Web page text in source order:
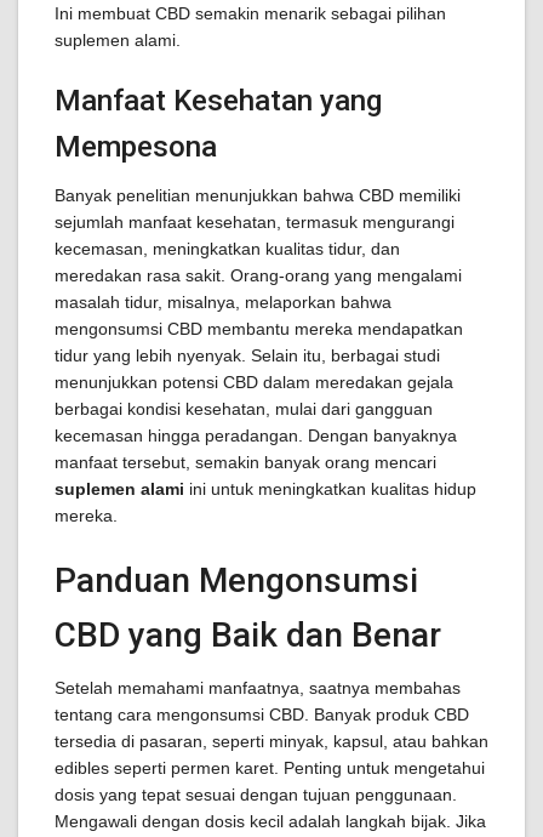
Ini membuat CBD semakin menarik sebagai pilihan
suplemen alami.
Manfaat Kesehatan yang
Mempesona
Banyak penelitian menunjukkan bahwa CBD memiliki
sejumlah manfaat kesehatan, termasuk mengurangi
kecemasan, meningkatkan kualitas tidur, dan
meredakan rasa sakit. Orang-orang yang mengalami
masalah tidur, misalnya, melaporkan bahwa
mengonsumsi CBD membantu mereka mendapatkan
tidur yang lebih nyenyak. Selain itu, berbagai studi
menunjukkan potensi CBD dalam meredakan gejala
berbagai kondisi kesehatan, mulai dari gangguan
kecemasan hingga peradangan. Dengan banyaknya
manfaat tersebut, semakin banyak orang mencari
suplemen alami ini untuk meningkatkan kualitas hidup
mereka.
Panduan Mengonsumsi
CBD yang Baik dan Benar
Setelah memahami manfaatnya, saatnya membahas
tentang cara mengonsumsi CBD. Banyak produk CBD
tersedia di pasaran, seperti minyak, kapsul, atau bahkan
edibles seperti permen karet. Penting untuk mengetahui
dosis yang tepat sesuai dengan tujuan penggunaan.
Mengawali dengan dosis kecil adalah langkah bijak. Jika